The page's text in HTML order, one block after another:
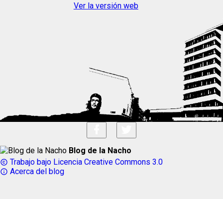
Ver la versión web
Blog de la Nacho
copyright Trabajo bajo Licencia Creative Commons 3.0
info_outline Acerca del blog